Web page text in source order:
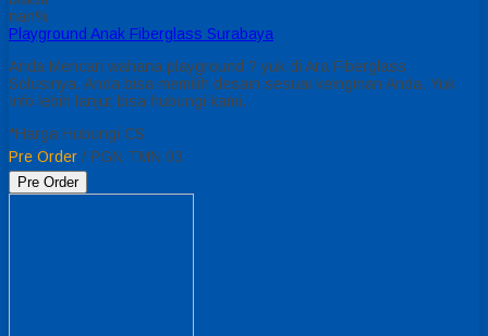
nan%
Playground Anak Fiberglass Surabaya
Anda Mencari wahana playground ? yuk di Ara Fiberglass
Solusinya. Anda bisa memilih desain sesuai keinginan Anda. Yuk
Info lebih lanjut bisa hubungi kami.
*Harga Hubungi CS
Pre Order / PGN TMN 03
Pre Order